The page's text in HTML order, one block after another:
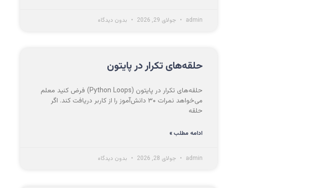
admin جولای 29, 2026 بدون دیدگاه
حلقه‌های تکرار در پایتون
حلقه‌های تکرار در پایتون (Python Loops) فرض کنید معلم
می‌خواهد نمرات ۳۰ دانش‌آموز را از کاربر دریافت کند. اگر
حلقه
ادامه مطلب »
admin جولای 28, 2026 بدون دیدگاه